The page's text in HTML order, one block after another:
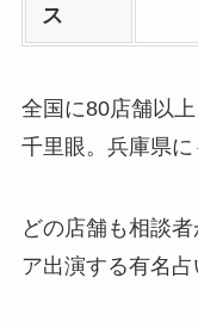
ス
全国に80店舗以
千里眼。兵庫県に
どの店舗も相談
ア出演する有名占